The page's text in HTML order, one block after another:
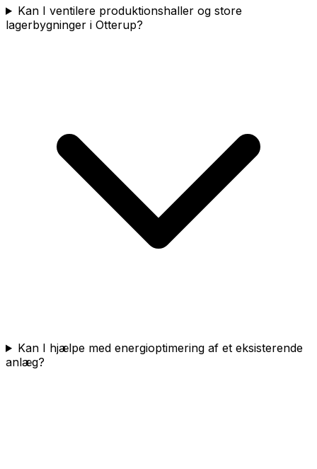
Kan I ventilere produktionshaller og store
lagerbygninger i Otterup?
Kan I hjælpe med energioptimering af et eksisterende
anlæg?